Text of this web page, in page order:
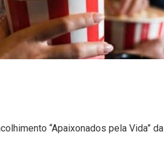
“Apaixonados pela Vida” da